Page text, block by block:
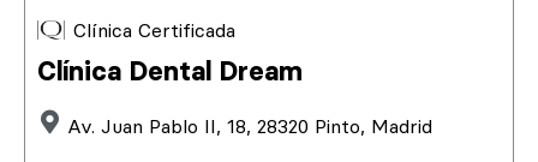
Clínica Certificada
Clínica Dental Dream
Av. Juan Pablo II, 18, 28320 Pinto, Madrid